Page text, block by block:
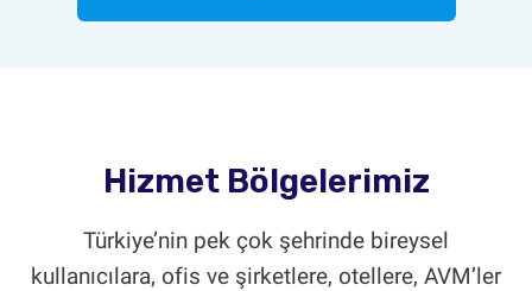
Hizmet Bölgelerimiz
Türkiye’nin pek çok şehrinde bireysel
kullanıcılara, ofis ve şirketlere, otellere, AVM’ler